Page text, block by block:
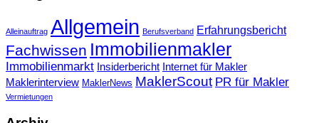
Alleinauftrag Allgemein Berufsverband Erfahrungsbericht
Fachwissen Immobilienmakler
Immobilienmarkt Insiderbericht Internet für Makler
Maklerinterview MaklerNews MaklerScout PR für Makler
Vermietungen